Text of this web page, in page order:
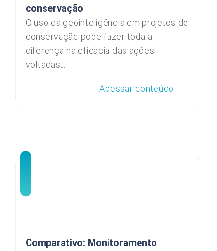
conservação
O uso da geointeligência em projetos de
conservação pode fazer toda a
diferença na eficácia das ações
voltadas...
Acessar conteúdo
Comparativo: Monitoramento